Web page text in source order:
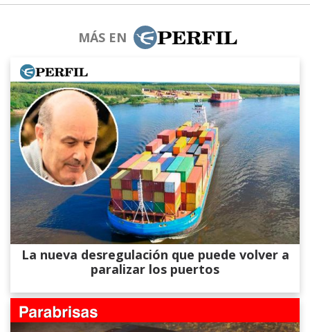
MÁS EN
La nueva desregulación que puede volver a
paralizar los puertos